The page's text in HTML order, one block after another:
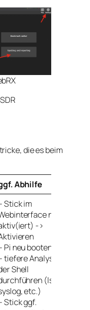
die es beim
Abhilfe
Stick im
nicht
->
Pi neu booten
tiefere Analyse auf
Shell
(lsusb,
etc.)
Stick ggf.